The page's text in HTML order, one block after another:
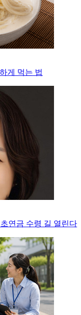
게 먹는 법
연금 수령 길 열린다